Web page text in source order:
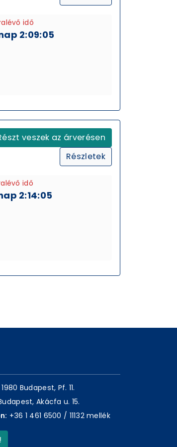
idő
2:09:05
Részt veszek az árverésen
Részletek
idő
2:14:05
1980 Budapest, Pf. 11.
Akácfa u. 15.
+36 1 461 6500 / 11132 mellék